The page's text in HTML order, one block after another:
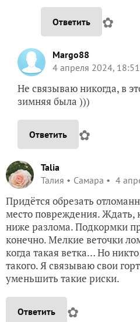
Ответить ✿
Margo88
4 апреля 2024, 18:51
Не связываю никогда, в
зимняя была )))
Ответить ✿
Talia
Талия
Самара 4
Придётся обрезать
место повреждения. Ждать,
ниже разлома. Подкормки
конечно. Мелкие веточки
когда такая ветка… Но
такого. Я связываю свои
уменьшить такие риски.
Ответить ✿